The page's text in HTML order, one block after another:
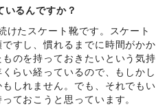
るんですか？
けたスケート靴です。スケート
すし、慣れるまでに時間がかか
のを持っておきたいという気持
らい経っているので、もしかし
しれません。でも、それでもい
ておこうと思っています。